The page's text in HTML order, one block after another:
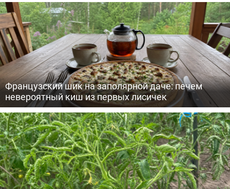
Французский шик на заполярной даче: печем
невероятный киш из первых лисичек